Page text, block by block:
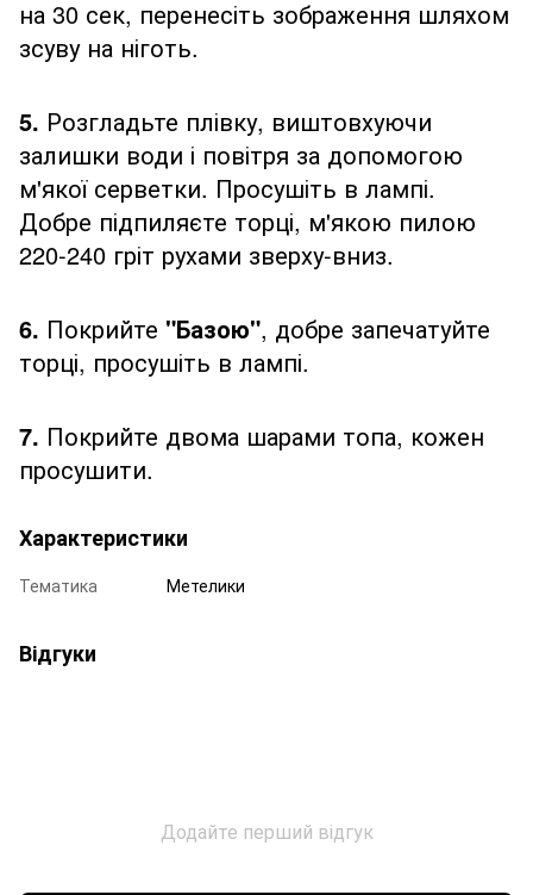
на 30 сек, перенесіть зображення шляхом
зсуву на ніготь.
5. Розгладьте плівку, виштовхуючи
залишки води і повітря за допомогою
м'якої серветки. Просушіть в лампі.
Добре підпиляєте торці, м'якою пилою
220-240 гріт рухами зверху-вниз.
6. Покрийте "Базою", добре запечатуйте
торці, просушіть в лампі.
7. Покрийте двома шарами топа, кожен
просушити.
Характеристики
Тематика Метелики
Відгуки
Додайте перший відгук